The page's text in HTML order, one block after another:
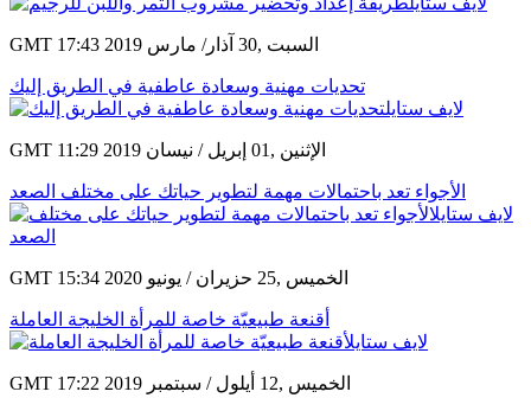
GMT 17:43 2019 السبت ,30 آذار/ مارس
تحديات مهنية وسعادة عاطفية في الطريق إليك
GMT 11:29 2019 الإثنين ,01 إبريل / نيسان
الأجواء تعد باحتمالات مهمة لتطوير حياتك على مختلف الصعد
GMT 15:34 2020 الخميس ,25 حزيران / يونيو
أقنعة طبيعيّة خاصة للمرأة الخليجة العاملة
GMT 17:22 2019 الخميس ,12 أيلول / سبتمبر